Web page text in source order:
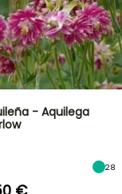
- Aquilega
28